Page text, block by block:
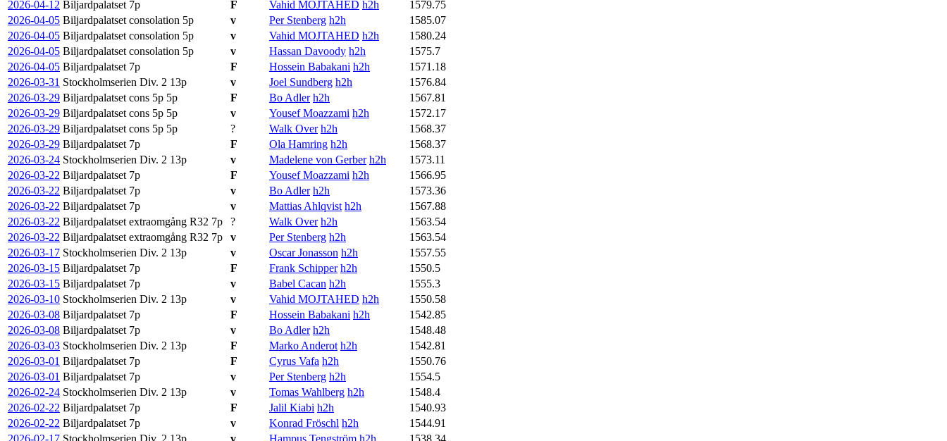
2026-04-12 Biljardpalatset 7p F Vahid MOJTAHED h2h
1579.75
2026-04-05 Biljardpalatset consolation 5p v Per Stenberg h2h
1585.07
2026-04-05 Biljardpalatset consolation 5p v Vahid MOJTAHED h2h
1580.24
2026-04-05 Biljardpalatset consolation 5p v Hassan Davoody h2h
1575.7
2026-04-05 Biljardpalatset 7p F Hossein Babakani h2h
1571.18
2026-03-31 Stockholmserien Div. 2 13p v Joel Sundberg h2h
1576.84
2026-03-29 Biljardpalatset cons 5p 5p F Bo Adler h2h
1567.81
2026-03-29 Biljardpalatset cons 5p 5p v Yousef Moazzami h2h
1572.17
2026-03-29 Biljardpalatset cons 5p 5p ? Walk Over h2h
1568.37
2026-03-29 Biljardpalatset 7p F Ola Hamring h2h
1568.37
2026-03-24 Stockholmserien Div. 2 13p v Madelene von Gerber h2h
1573.11
2026-03-22 Biljardpalatset 7p F Yousef Moazzami h2h
1566.95
2026-03-22 Biljardpalatset 7p v Bo Adler h2h
1573.36
2026-03-22 Biljardpalatset 7p v Mattias Ahlqvist h2h
1567.88
2026-03-22 Biljardpalatset extraomgång R32 7p ? Walk Over h2h
1563.54
2026-03-22 Biljardpalatset extraomgång R32 7p v Per Stenberg h2h
1563.54
2026-03-17 Stockholmserien Div. 2 13p v Oscar Jonasson h2h
1557.55
2026-03-15 Biljardpalatset 7p F Frank Schipper h2h
1550.5
2026-03-15 Biljardpalatset 7p v Babel Cacan h2h
1555.3
2026-03-10 Stockholmserien Div. 2 13p v Vahid MOJTAHED h2h
1550.58
2026-03-08 Biljardpalatset 7p F Hossein Babakani h2h
1542.85
2026-03-08 Biljardpalatset 7p v Bo Adler h2h
1548.48
2026-03-03 Stockholmserien Div. 2 13p F Marko Anderot h2h
1542.81
2026-03-01 Biljardpalatset 7p F Cyrus Vafa h2h
1550.76
2026-03-01 Biljardpalatset 7p v Per Stenberg h2h
1554.5
2026-02-24 Stockholmserien Div. 2 13p v Tomas Wahlberg h2h
1548.4
2026-02-22 Biljardpalatset 7p F Jalil Kiabi h2h
1540.93
2026-02-22 Biljardpalatset 7p v Konrad Fröschl h2h
1544.91
2026-02-17 Stockholmserien Div. 2 13p v Hampus Tengström h2h
1538.34